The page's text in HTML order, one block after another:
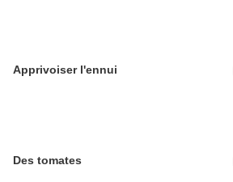
Apprivoiser l'ennui
Des tomates